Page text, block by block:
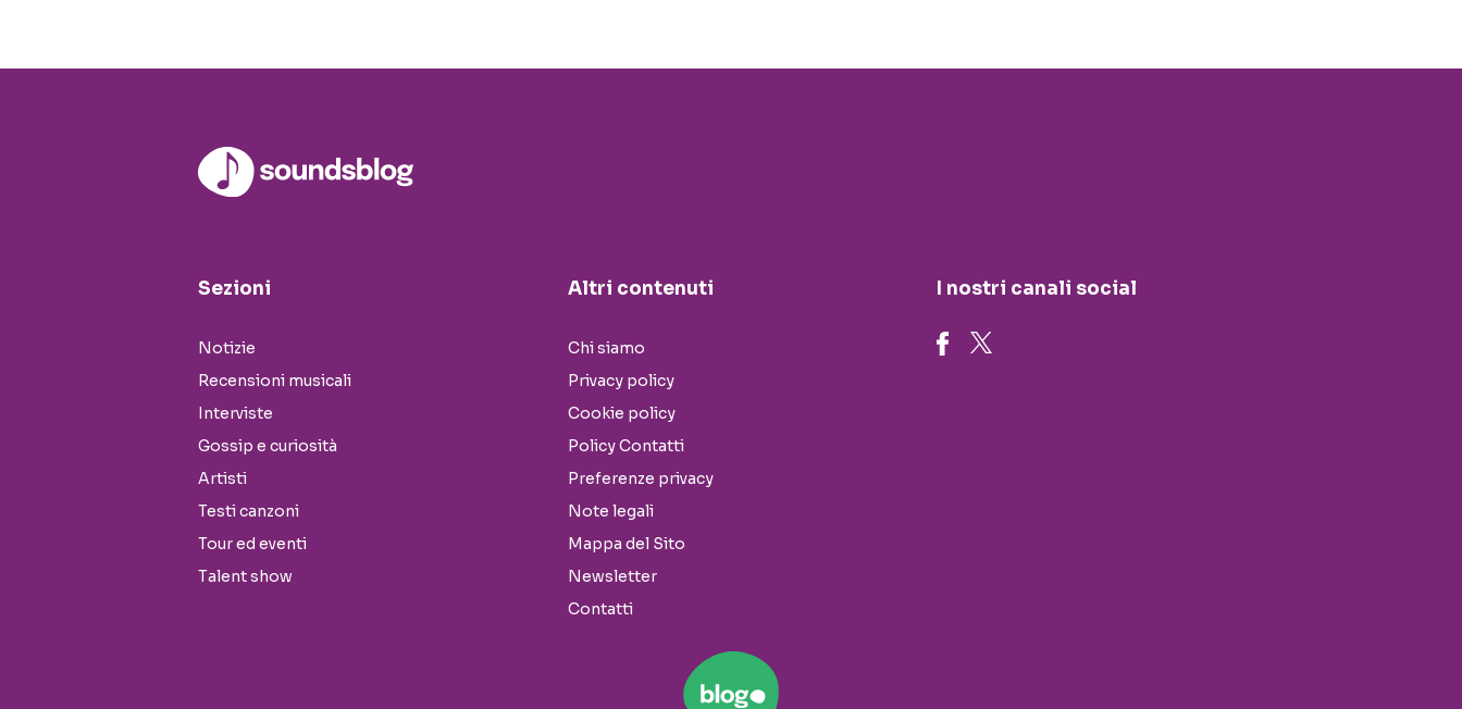
Sezioni
Notizie
Recensioni musicali
Interviste
Gossip e curiosità
Artisti
Testi canzoni
Tour ed eventi
Talent show
Altri contenuti
Chi siamo
Privacy policy
Cookie policy
Policy Contatti
Preferenze privacy
Note legali
Mappa del Sito
Newsletter
Contatti
I nostri canali social